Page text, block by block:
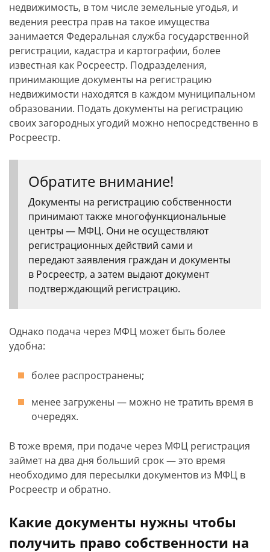
недвижимость, в том числе земельные угодья, и
ведения реестра прав на такое имущества
занимается Федеральная служба государственной
регистрации, кадастра и картографии, более
известная как Росреестр. Подразделения,
принимающие документы на регистрацию
недвижимости находятся в каждом муниципальном
образовании. Подать документы на регистрацию
своих загородных угодий можно непосредственно в
Росреестр.
Обратите внимание!
Документы на регистрацию собственности
принимают также многофункциональные
центры — МФЦ. Они не осуществляют
регистрационных действий сами и
передают заявления граждан и документы
в Росреестр, а затем выдают документ
подтверждающий регистрацию.
Однако подача через МФЦ может быть более
удобна:
более распространены;
менее загружены — можно не тратить время в
очередях.
В тоже время, при подаче через МФЦ регистрация
займет на два дня больший срок — это время
необходимо для пересылки документов из МФЦ в
Росреестр и обратно.
Какие документы нужны чтобы
получить право собственности на